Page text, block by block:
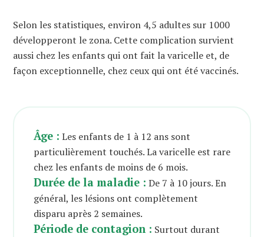
Selon les statistiques, environ 4,5 adultes sur 1000
développeront le zona. Cette complication survient
aussi chez les enfants qui ont fait la varicelle et, de
façon exceptionnelle, chez ceux qui ont été vaccinés.
Âge : Les enfants de 1 à 12 ans sont
particulièrement touchés. La varicelle est rare
chez les enfants de moins de 6 mois.
Durée de la maladie : De 7 à 10 jours. En
général, les lésions ont complètement
disparu après 2 semaines.
Période de contagion : Surtout durant